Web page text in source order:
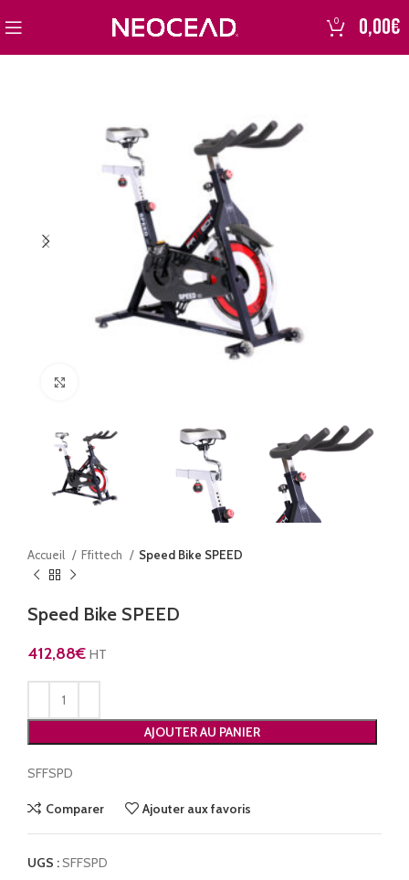
0 0,00€
Accueil Ffittech Speed Bike SPEED
Speed Bike SPEED
412,88€ HT
AJOUTER AU PANIER
SFFSPD
Comparer Ajouter aux favoris
UGS :SFFSPD